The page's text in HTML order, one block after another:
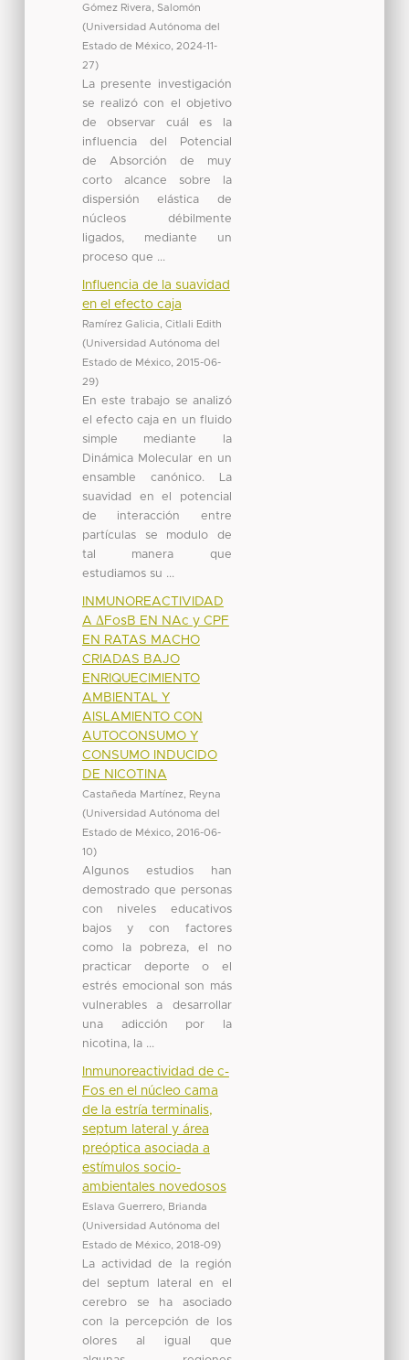
Gómez Rivera, Salomón
(Universidad Autónoma del
Estado de México, 2024-11-
27)
La presente investigación
se realizó con el objetivo
de observar cuál es la
influencia del Potencial
de Absorción de muy
corto alcance sobre la
dispersión elástica de
núcleos débilmente
ligados, mediante un
proceso que ...
Influencia de la suavidad
en el efecto caja
Ramírez Galicia, Citlali Edith
(Universidad Autónoma del
Estado de México, 2015-06-
29)
En este trabajo se analizó
el efecto caja en un fluido
simple mediante la
Dinámica Molecular en un
ensamble canónico. La
suavidad en el potencial
de interacción entre
partículas se modulo de
tal manera que
estudiamos su ...
INMUNOREACTIVIDAD
A ΔFosB EN NAc y CPF
EN RATAS MACHO
CRIADAS BAJO
ENRIQUECIMIENTO
AMBIENTAL Y
AISLAMIENTO CON
AUTOCONSUMO Y
CONSUMO INDUCIDO
DE NICOTINA
Castañeda Martínez, Reyna
(Universidad Autónoma del
Estado de México, 2016-06-
10)
Algunos estudios han
demostrado que personas
con niveles educativos
bajos y con factores
como la pobreza, el no
practicar deporte o el
estrés emocional son más
vulnerables a desarrollar
una adicción por la
nicotina, la ...
Inmunoreactividad de c-
Fos en el núcleo cama
de la estría terminalis,
septum lateral y área
preóptica asociada a
estímulos socio-
ambientales novedosos
Eslava Guerrero, Brianda
(Universidad Autónoma del
Estado de México, 2018-09)
La actividad de la región
del septum lateral en el
cerebro se ha asociado
con la percepción de los
olores al igual que